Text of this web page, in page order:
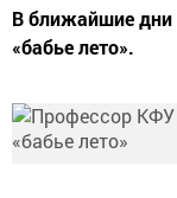
В ближайшие дни
«бабье лето».